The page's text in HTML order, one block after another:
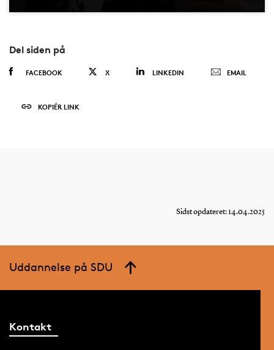
Del siden på
FACEBOOK X LINKEDIN EMAIL
KOPIÉR LINK
Sidst opdateret: 14.04.2025
Uddannelse på SDU
Kontakt